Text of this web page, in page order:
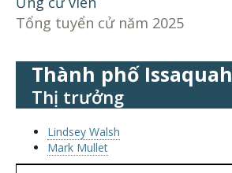
Tổng tuyển cử năm 2025
Thành phố Issaquah
Thị trưởng
Lindsey Walsh
Mark Mullet